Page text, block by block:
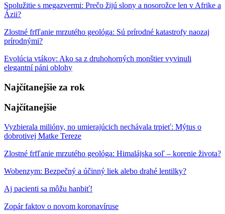
Spolužitie s megazvermi: Prečo žijú slony a nosorožce len v Afrike a
Ázii?
Zlostné frfľanie mrzutého geológa: Sú prírodné katastrofy naozaj
prírodnými?
Evolúcia vtákov: Ako sa z druhohorných monštier vyvinuli
elegantní páni oblohy
Najčítanejšie za rok
Najčítanejšie
Vyzbierala milióny, no umierajúcich nechávala trpieť: Mýtus o
dobrotivej Matke Tereze
Zlostné frfľanie mrzutého geológa: Himalájska soľ – korenie života?
Wobenzym: Bezpečný a účinný liek alebo drahé lentilky?
Aj pacienti sa môžu hanbiť!
Zopár faktov o novom koronavíruse